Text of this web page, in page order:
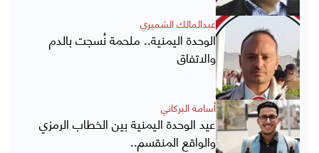
عبدالمالك الشميري
الوحدة اليمنية.. ملحمة نُسجت بالدم
والاتفاق
أسامة البركاني
عيد الوحدة اليمنية بين الخطاب الرمزي
والواقع المنقسم..